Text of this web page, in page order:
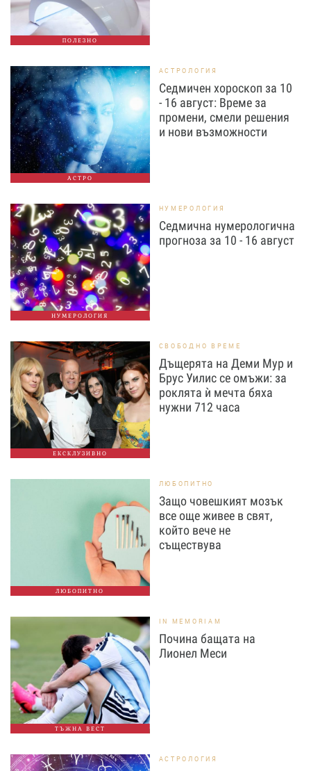
ПОЛЕЗНО
АСТРО
АСТРОЛОГИЯ
Седмичен хороскоп за 10
- 16 август: Време за
промени, смели решения
и нови възможности
НУМЕРОЛОГИЯ
НУМЕРОЛОГИЯ
Седмична нумерологична
прогноза за 10 - 16 август
ЕКСКЛУЗИВНО
СВОБОДНО ВРЕМЕ
Дъщерята на Деми Мур и
Брус Уилис се омъжи: за
роклята ѝ мечта бяха
нужни 712 часа
ЛЮБОПИТНО
ЛЮБОПИТНО
Защо човешкият мозък
все още живее в свят,
който вече не
съществува
ТЪЖНА ВЕСТ
IN MEMORIAM
Почина бащата на
Лионел Меси
АСТРОЛОГИЯ